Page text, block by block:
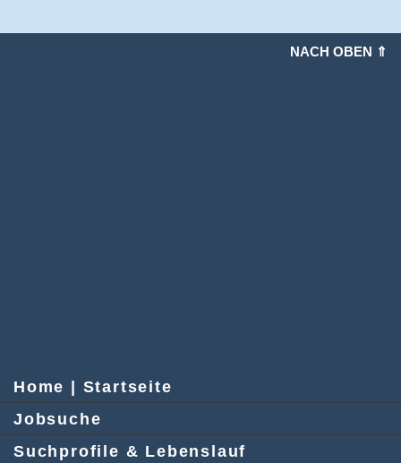
NACH OBEN ⇑
Home | Startseite
Jobsuche
Suchprofile & Lebenslauf